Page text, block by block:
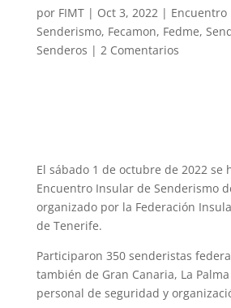
por FIMT| Oct 3, 2022|
Senderismo, Fecamon, Fedme,
Senderos | 2 Comentarios
El sábado 1 de octubre de 2022 se
Encuentro Insular de Senderismo
organizado por la Federación
de Tenerife.
Participaron 350 senderistas
también de Gran Canaria, La
personal de seguridad y